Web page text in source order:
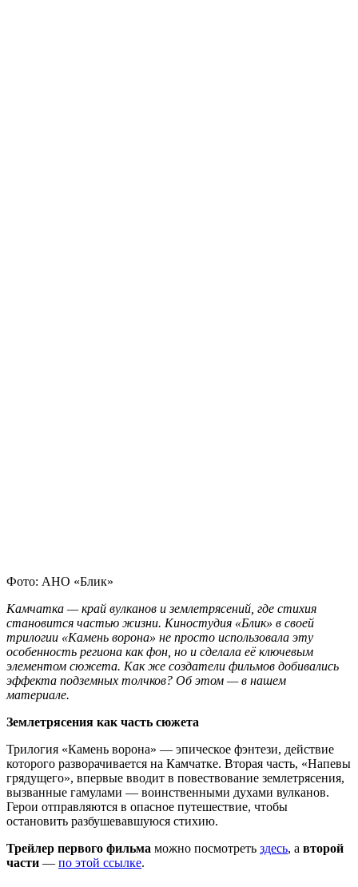
Фото: АНО «Блик»
Камчатка — край вулканов и землетрясений, где стихия
становится частью жизни. Киностудия «Блик» в своей
трилогии «Камень ворона» не просто использовала эту
особенность региона как фон, но и сделала её ключевым
элементом сюжета. Как же создатели фильмов добивались
эффекта подземных толчков? Об этом — в нашем
материале.
Землетрясения как часть сюжета
Трилогия «Камень ворона» — эпическое фэнтези, действие
которого разворачивается на Камчатке. Вторая часть, «Напевы
грядущего», впервые вводит в повествование землетрясения,
вызванные гамулами — воинственными духами вулканов.
Герои отправляются в опасное путешествие, чтобы
остановить разбушевавшуюся стихию.
Трейлер первого фильма можно посмотреть здесь, а второй
части — по этой ссылке.